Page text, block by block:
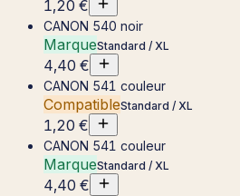
1,20 €
CANON 540 noir
MarqueStandard / XL
4,40 €
CANON 541 couleur
CompatibleStandard / XL
1,20 €
CANON 541 couleur
MarqueStandard / XL
4,40 €